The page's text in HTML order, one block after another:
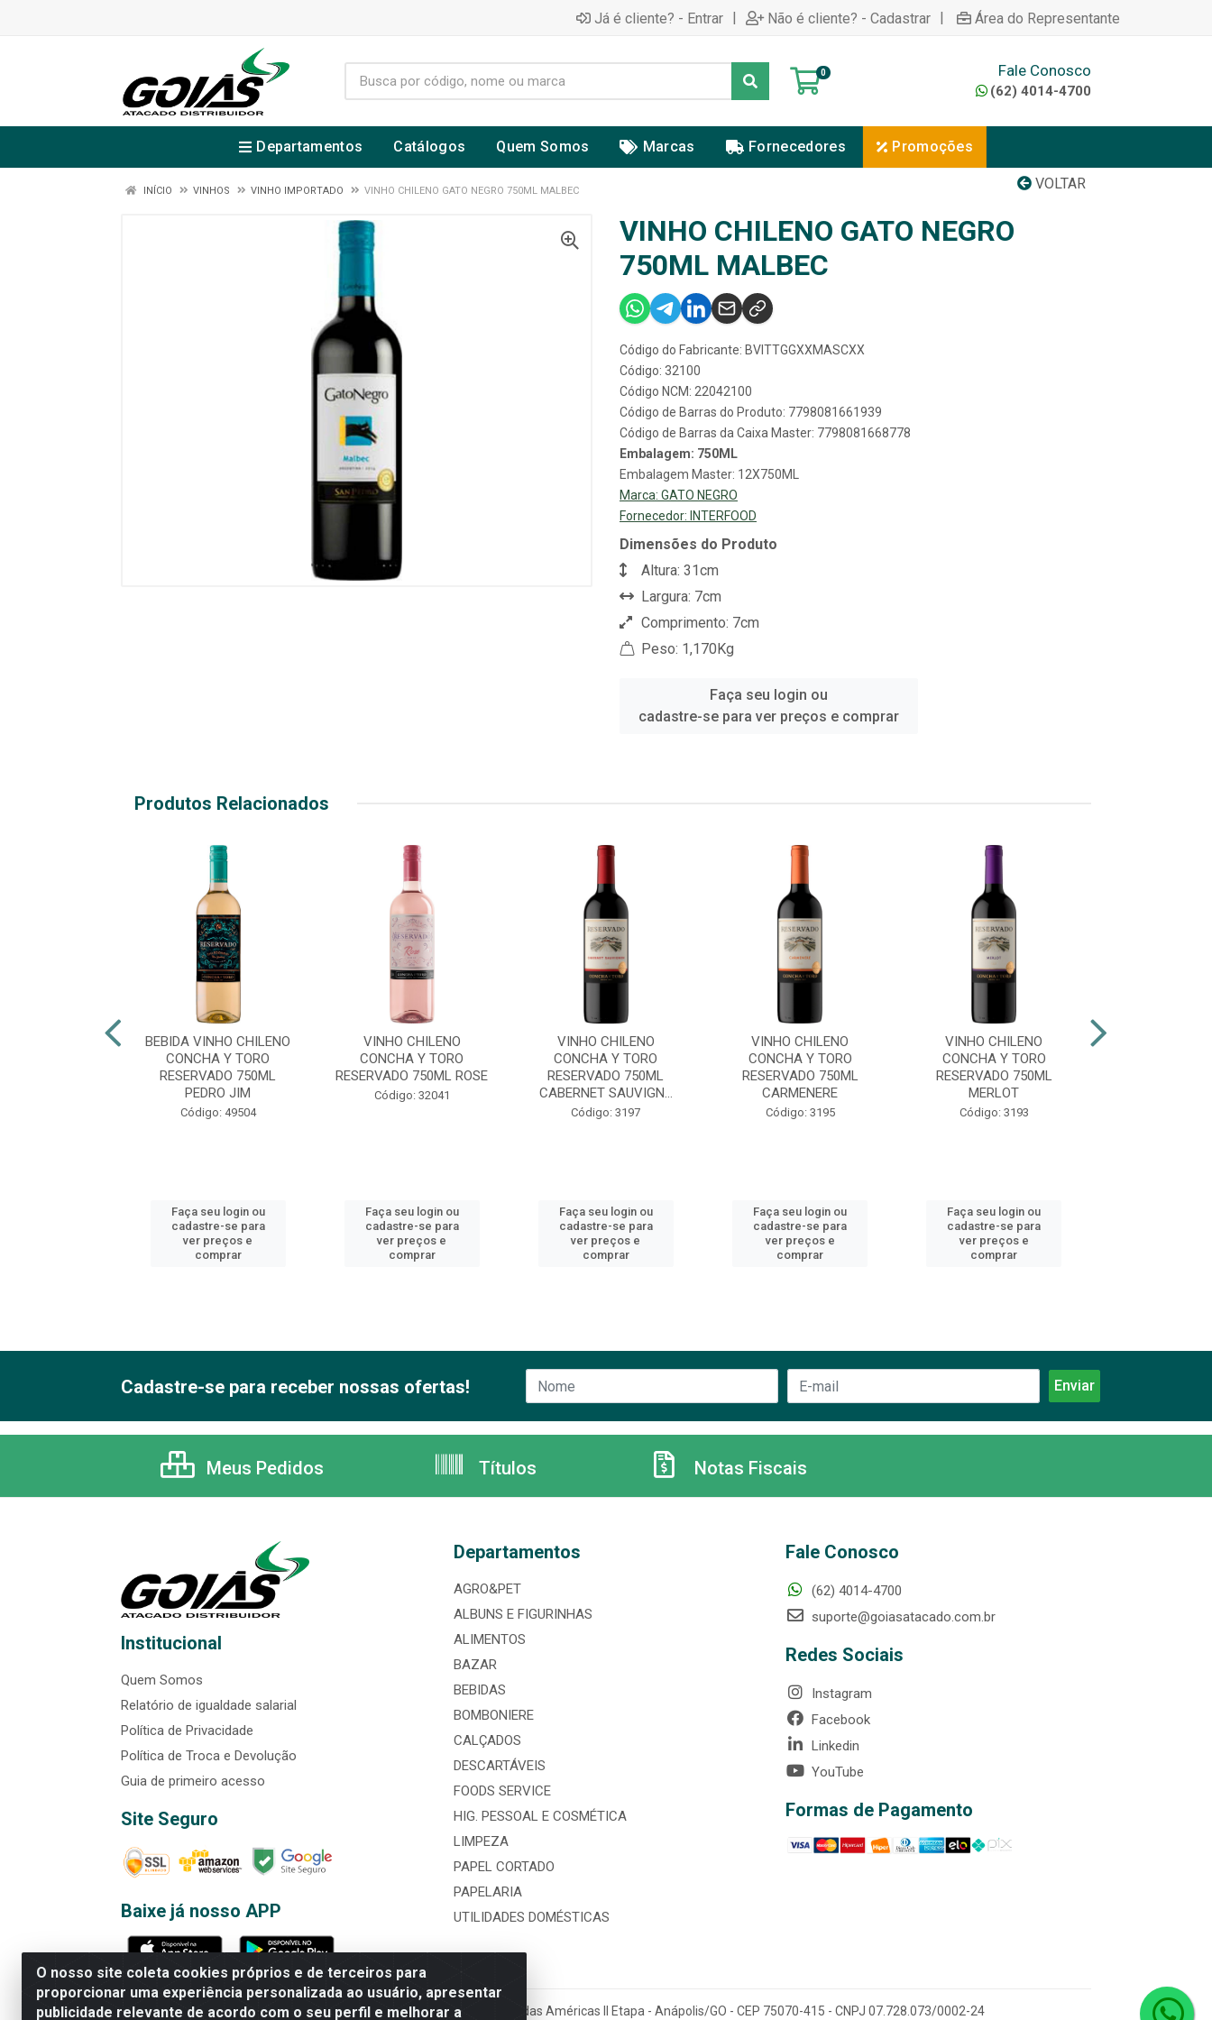
Já é cliente? - Entrar | Não é cliente? - Cadastrar | Área do Representante
0 Fale Conosco
(62) 4014-4700
Departamentos Catálogos Quem Somos Marcas Fornecedores Promoções
VOLTAR
INÍCIO VINHOS VINHO IMPORTADO VINHO CHILENO GATO NEGRO 750ML MALBEC
VINHO CHILENO GATO NEGRO
750ML MALBEC
Código do Fabricante: BVITTGGXXMASCXX
Código: 32100
Código NCM: 22042100
Código de Barras do Produto: 7798081661939
Código de Barras da Caixa Master: 7798081668778
Embalagem: 750ML
Embalagem Master: 12X750ML
Marca: GATO NEGRO
Fornecedor: INTERFOOD
Dimensões do Produto
Altura: 31cm
Largura: 7cm
Comprimento: 7cm
Peso: 1,170Kg
Faça seu login ou
cadastre-se para ver preços e comprar
Produtos Relacionados
BEBIDA VINHO CHILENO
CONCHA Y TORO
RESERVADO 750ML
PEDRO JIM
Código: 49504
Faça seu login ou
cadastre-se para
ver preços e
comprar
VINHO CHILENO
CONCHA Y TORO
RESERVADO 750ML ROSE
Código: 32041
Faça seu login ou
cadastre-se para
ver preços e
comprar
VINHO CHILENO
CONCHA Y TORO
RESERVADO 750ML
CABERNET SAUVIGN...
Código: 3197
Faça seu login ou
cadastre-se para
ver preços e
comprar
VINHO CHILENO
CONCHA Y TORO
RESERVADO 750ML
CARMENERE
Código: 3195
Faça seu login ou
cadastre-se para
ver preços e
comprar
VINHO CHILENO
CONCHA Y TORO
RESERVADO 750ML
MERLOT
Código: 3193
Faça seu login ou
cadastre-se para
ver preços e
comprar
O nosso site coleta cookies próprios e de terceiros para
proporcionar uma experiência personalizada ao usuário, apresentar
publicidade relevante de acordo com o seu perfil e melhorar a
Cadastre-se para receber nossas ofertas!
Meus Pedidos Títulos Notas Fiscais
Institucional
Quem Somos
Relatório de igualdade salarial
Política de Privacidade
Política de Troca e Devolução
Guia de primeiro acesso
Site Seguro
Baixe já nosso APP
Departamentos
AGRO&PET
ALBUNS E FIGURINHAS
ALIMENTOS
BAZAR
BEBIDAS
BOMBONIERE
CALÇADOS
DESCARTÁVEIS
FOODS SERVICE
HIG. PESSOAL E COSMÉTICA
LIMPEZA
PAPEL CORTADO
PAPELARIA
UTILIDADES DOMÉSTICAS
Fale Conosco
(62) 4014-4700
suporte@goiasatacado.com.br
Redes Sociais
Instagram
Facebook
Linkedin
YouTube
Formas de Pagamento
Rede Brasil - Avenida Universitária, nº 3860, Jardim das Américas II Etapa - Anápolis/GO - CEP 75070-415 - CNPJ 07.728.073/0002-24